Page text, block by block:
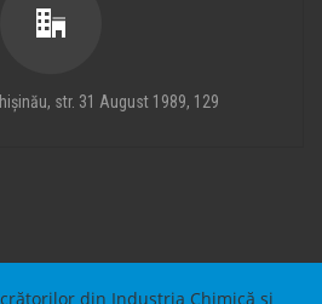
str. 31 August 1989, 129
din Industria Chimică și